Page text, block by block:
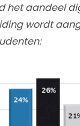
het aandeel
wordt